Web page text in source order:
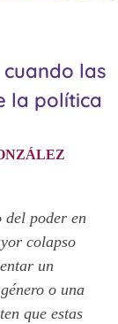
las
la política
del poder en
colapso
un
o una
que estas